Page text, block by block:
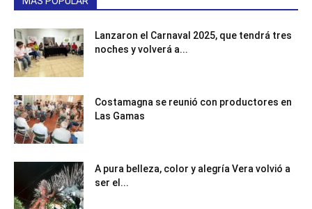
Lanzaron el Carnaval 2025, que tendrá tres
noches y volverá a...
Costamagna se reunió con productores en
Las Gamas
A pura belleza, color y alegría Vera volvió a
ser el...